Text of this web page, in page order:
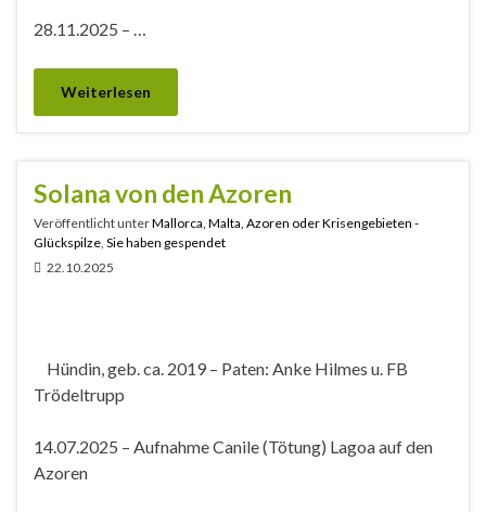
28.11.2025 – …
Weiterlesen
Solana von den Azoren
Veröffentlicht unterMallorca, Malta, Azoren oder Krisengebieten -
Glückspilze Sie haben gespendet
22.10.2025
Hündin, geb. ca. 2019 – Paten: Anke Hilmes u. FB
Trödeltrupp
14.07.2025 – Aufnahme Canile (Tötung) Lagoa auf den
Azoren